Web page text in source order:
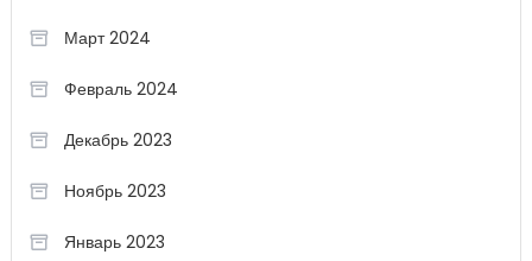
Март 2024
Февраль 2024
Декабрь 2023
Ноябрь 2023
Январь 2023